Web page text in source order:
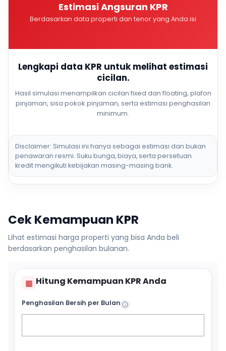
Estimasi Angsuran KPR
Berdasarkan data properti dan tenor yang Anda isi
Lengkapi data KPR untuk melihat estimasi
cicilan.
Hasil simulasi menampilkan cicilan fixed dan floating, plafon
pinjaman, sisa pokok pinjaman, serta estimasi penghasilan
minimum.
Disclaimer: Simulasi ini hanya sebagai estimasi dan bukan
penawaran resmi. Suku bunga, biaya, serta persetuan
kredit mengikuti kebijakan masing-masing bank.
Cek Kemampuan KPR
Lihat estimasi harga properti yang bisa Anda beli
berdasarkan penghasilan bulanan.
▦ Hitung Kemampuan KPR Anda
Penghasilan Bersih per Bulan